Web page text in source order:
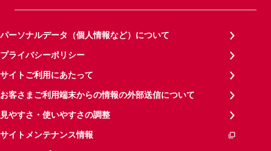
パーソナルデータ（個人情報など）について
プライバシーポリシー
サイトご利用にあたって
お客さまご利用端末からの情報の外部送信について
見やすさ・使いやすさの調整
サイトメンテナンス情報